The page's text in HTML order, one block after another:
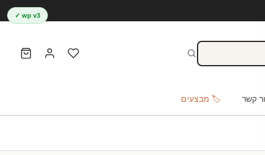
קשר 🏷️ מבצעים
wp v3 ✓